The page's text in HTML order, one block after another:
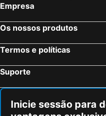
Empresa
Os nossos produtos
Termos e políticas
Suporte
Inicie sessão para